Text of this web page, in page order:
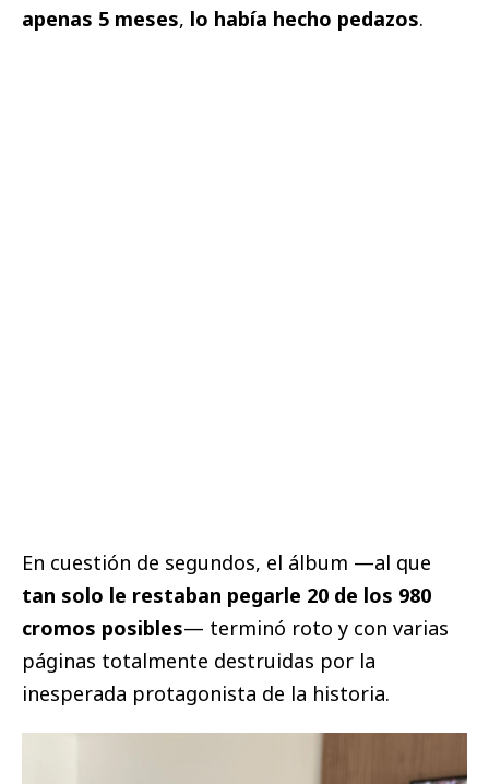
apenas 5 meses, lo había hecho pedazos.
En cuestión de segundos, el álbum —al que
tan solo le restaban pegarle 20 de los 980
cromos posibles— terminó roto y con varias
páginas totalmente destruidas por la
inesperada protagonista de la historia.